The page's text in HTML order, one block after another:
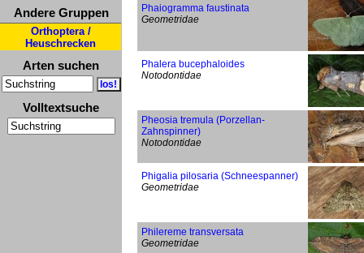
Andere Gruppen
Orthoptera /
Heuschrecken
Arten suchen
Volltextsuche
Phaiogramma faustinata
Geometridae
Phalera bucephaloides
Notodontidae
Pheosia tremula (Porzellan-
Zahnspinner)
Notodontidae
Phigalia pilosaria (Schneespanner)
Geometridae
Philereme transversata
Geometridae